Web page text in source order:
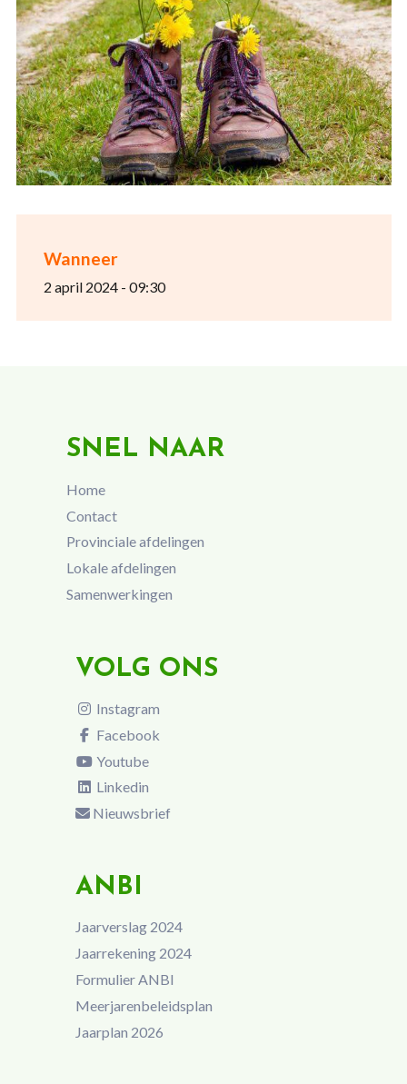
Wanneer
2 april 2024 - 09:30
SNEL NAAR
Home
Contact
Provinciale afdelingen
Lokale afdelingen
Samenwerkingen
VOLG ONS
Instagram
Facebook
Youtube
Linkedin
Nieuwsbrief
ANBI
Jaarverslag 2024
Jaarrekening 2024
Formulier ANBI
Meerjarenbeleidsplan
Jaarplan 2026